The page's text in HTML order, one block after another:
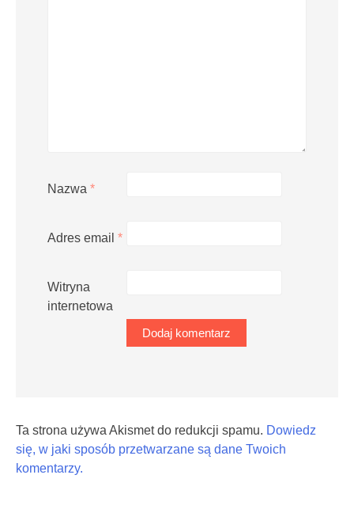
Nazwa *
Adres email *
Witryna
internetowa
Ta strona używa Akismet do redukcji spamu. Dowiedz
się, w jaki sposób przetwarzane są dane Twoich
komentarzy.